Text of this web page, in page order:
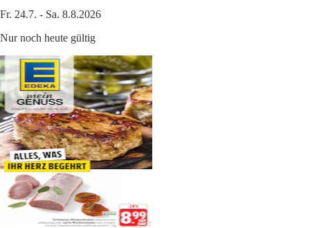
Fr. 24.7. - Sa. 8.8.2026
Nur noch heute gültig